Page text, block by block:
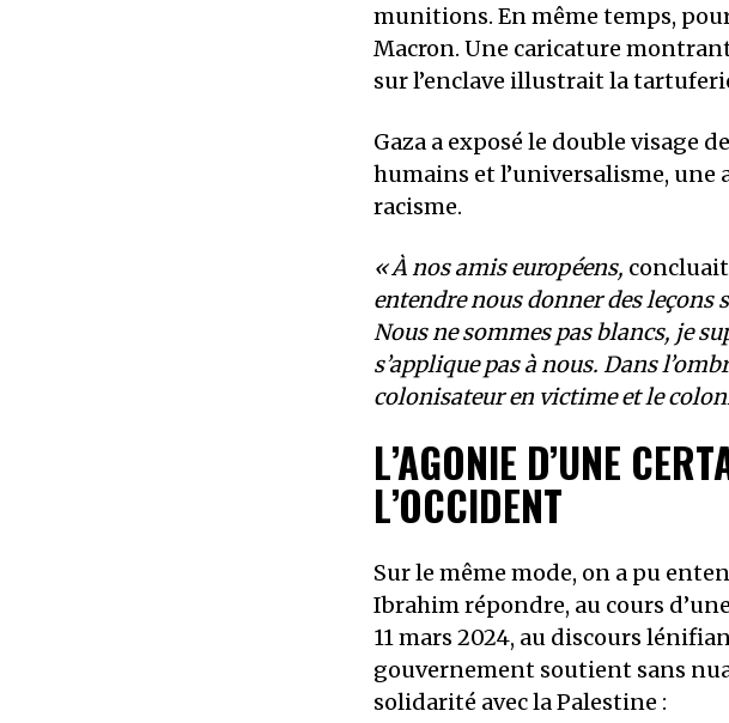
munitions. En même temps,
Macron. Une caricature
sur l’enclave illustrait la
Gaza a exposé le double visage
humains et l’universalisme, une
racisme.
«À nos amis européens,
entendre nous donner des
Nous ne sommes pas blancs, je
s’applique pas à nous. Dans
colonisateur en victime et le
L’AGONIE D’UNE
L’OCCIDENT
Sur le même mode, on a pu
Ibrahim répondre, au cours
11 mars 2024, au discours
gouvernement soutient sans
solidarité avec la Palestine :